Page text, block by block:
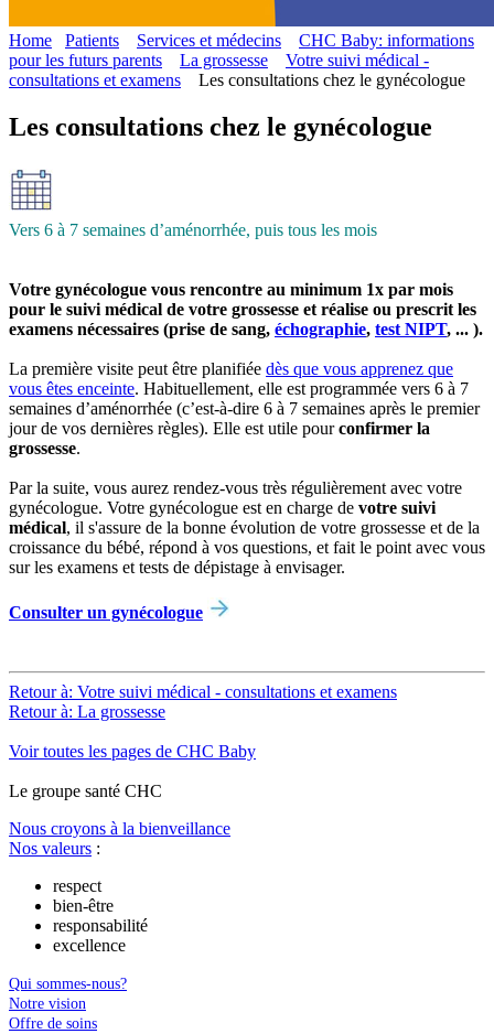
Home Patients Services et médecins
CHC Baby: informations
pour les futurs parents
La grossesse
Votre suivi médical -
consultations et examens
Les consultations chez le gynécologue
Les consultations chez le gynécologue
Vers 6 à 7 semaines d’aménorrhée, puis tous les mois
Votre gynécologue vous rencontre au minimum 1x par mois
pour le suivi médical de votre grossesse et réalise ou prescrit les
examens nécessaires (prise de sang, échographie, test NIPT, ... ).
La première visite peut être planifiée dès que vous apprenez que
vous êtes enceinte. Habituellement, elle est programmée vers 6 à 7
semaines d’aménorrhée (c’est-à-dire 6 à 7 semaines après le premier
jour de vos dernières règles). Elle est utile pourconfirmer la
grossesse.
Par la suite, vous aurez rendez-vous très régulièrement avec votre
gynécologue. Votre gynécologue est en charge de votre suivi
médical, il s'assure de la bonne évolution de votre grossesse et de la
croissance du bébé, répond à vos questions, et fait le point avec vous
sur les examens et tests de dépistage à envisager.
Consulter un gynécologue
Retour à: Votre suivi médical - consultations et examens
Retour à: La grossesse
Voir toutes les pages de CHC Baby
Le groupe santé CHC
Nous croyons à la bienveillance
Nos valeurs :
respect
bien-être
responsabilité
excellence
Qui sommes-nous?
Notre vision
Offre de soins